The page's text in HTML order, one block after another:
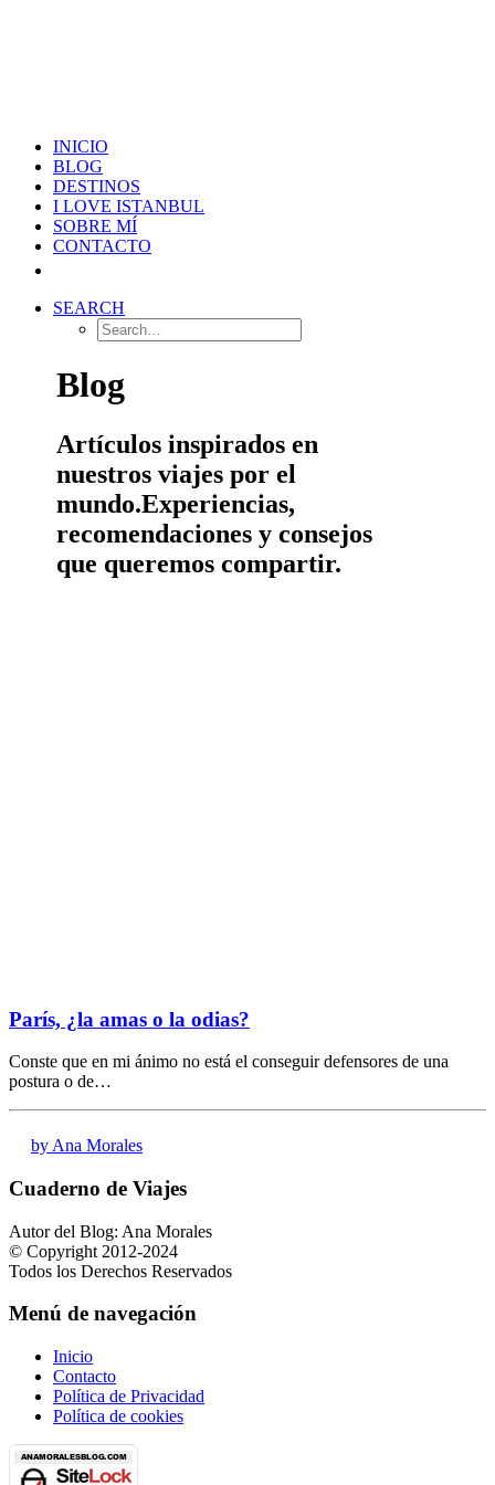
INICIO
BLOG
DESTINOS
I LOVE ISTANBUL
SOBRE MÍ
CONTACTO
SEARCH
Blog
Artículos inspirados en
nuestros viajes por el
mundo.Experiencias,
recomendaciones y consejos
que queremos compartir.
París, ¿la amas o la odias?
Conste que en mi ánimo no está el conseguir defensores de una
postura o de…
by Ana Morales
Cuaderno de Viajes
Autor del Blog: Ana Morales
© Copyright 2012-2024
Todos los Derechos Reservados
Menú de navegación
Inicio
Contacto
Política de Privacidad
Política de cookies